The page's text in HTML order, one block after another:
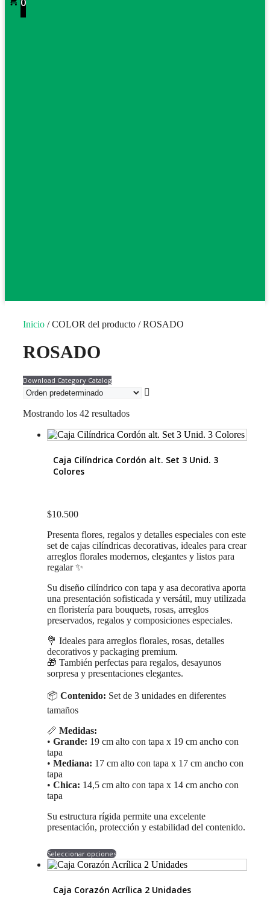
Inicio / COLOR del producto / ROSADO
ROSADO
Download Category Catalog
Mostrando los 42 resultados
Caja Cilíndrica Cordón alt. Set 3 Unid. 3
Colores
$10.500
Presenta flores, regalos y detalles especiales con este
set de cajas cilíndricas decorativas, ideales para crear
arreglos florales modernos, elegantes y listos para
regalar ✨
Su diseño cilíndrico con tapa y asa decorativa aporta
una presentación sofisticada y versátil, muy utilizada
en floristería para bouquets, rosas, arreglos
preservados, regalos y composiciones especiales.
💐 Ideales para arreglos florales, rosas, detalles
decorativos y packaging premium.
🎁 También perfectas para regalos, desayunos
sorpresa y presentaciones elegantes.
📦 Contenido: Set de 3 unidades en diferentes
tamaños
📏 Medidas:
• Grande: 19 cm alto con tapa x 19 cm ancho con
tapa
• Mediana: 17 cm alto con tapa x 17 cm ancho con
tapa
• Chica: 14,5 cm alto con tapa x 14 cm ancho con
tapa
Su estructura rígida permite una excelente
presentación, protección y estabilidad del contenido.
Seleccionar opcionesproducto
tiene
variantes.
Caja Corazón Acrílica 2 Unidades